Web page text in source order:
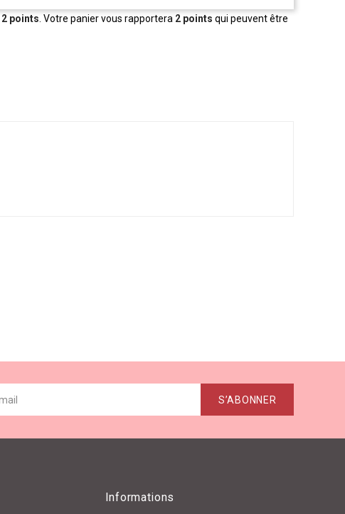
2points . Votre panier vous rapportera 2points qui peuvent être
Informations